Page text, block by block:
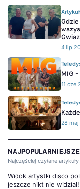
Artykuł
Gdzie
4 lip
MIG -
11 cze
28 maj
Najczęściej czytane artykuły
Widok artystki disco
jeszcze nikt nie widział!